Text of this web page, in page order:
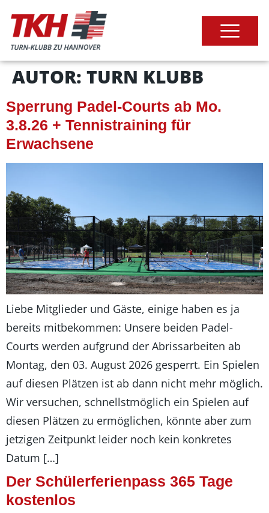
AUTOR: TURN KLUBB
Sperrung Padel-Courts ab Mo.
3.8.26 + Tennistraining für
Erwachsene
Liebe Mitglieder und Gäste, einige haben es ja
bereits mitbekommen: Unsere beiden Padel-
Courts werden aufgrund der Abrissarbeiten ab
Montag, den 03. August 2026 gesperrt. Ein Spielen
auf diesen Plätzen ist ab dann nicht mehr möglich.
Wir versuchen, schnellstmöglich ein Spielen auf
diesen Plätzen zu ermöglichen, könnte aber zum
jetzigen Zeitpunkt leider noch kein konkretes
Datum […]
Der Schülerferienpass 365 Tage
kostenlos